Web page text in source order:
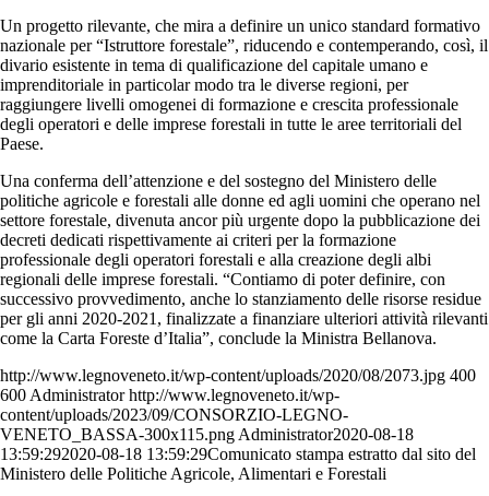
Un progetto rilevante, che mira a definire un unico standard formativo
nazionale per “Istruttore forestale”, riducendo e contemperando, così, il
divario esistente in tema di qualificazione del capitale umano e
imprenditoriale in particolar modo tra le diverse regioni, per
raggiungere livelli omogenei di formazione e crescita professionale
degli operatori e delle imprese forestali in tutte le aree territoriali del
Paese.
Una conferma dell’attenzione e del sostegno del Ministero delle
politiche agricole e forestali alle donne ed agli uomini che operano nel
settore forestale, divenuta ancor più urgente dopo la pubblicazione dei
decreti dedicati rispettivamente ai criteri per la formazione
professionale degli operatori forestali e alla creazione degli albi
regionali delle imprese forestali. “Contiamo di poter definire, con
successivo provvedimento, anche lo stanziamento delle risorse residue
per gli anni 2020-2021, finalizzate a finanziare ulteriori attività rilevanti
come la Carta Foreste d’Italia”, conclude la Ministra Bellanova.
http://www.legnoveneto.it/wp-content/uploads/2020/08/2073.jpg 400
600 Administrator http://www.legnoveneto.it/wp-
content/uploads/2023/09/CONSORZIO-LEGNO-
VENETO_BASSA-300x115.png Administrator2020-08-18
13:59:292020-08-18 13:59:29Comunicato stampa estratto dal sito del
Ministero delle Politiche Agricole, Alimentari e Forestali